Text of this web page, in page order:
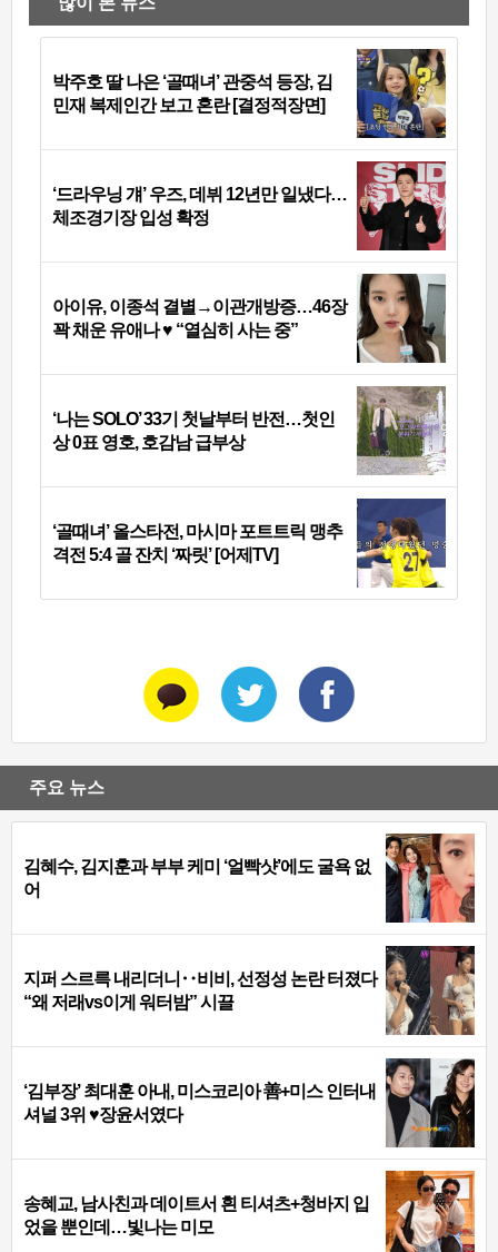
박주호 딸 나은 ‘골때녀’ 관중석 등장, 김
민재 복제인간 보고 혼란 [결정적장면]
‘드라우닝 걔’ 우즈, 데뷔 12년만 일냈다…
체조경기장 입성 확정
아이유, 이종석 결별→이관개방증…46장
꽉 채운 유애나 ♥ “열심히 사는 중”
‘나는 SOLO’ 33기 첫날부터 반전…첫인
상 0표 영호, 호감남 급부상
‘골때녀’ 올스타전, 마시마 포트트릭 맹추
격전 5:4 골 잔치 ‘짜릿’ [어제TV]
주요 뉴스
김혜수, 김지훈과 부부 케미 ‘얼빡샷’에도 굴욕 없
어
지퍼 스르륵 내리더니‥비비, 선정성 논란 터졌다
“왜 저래vs이게 워터밤” 시끌
‘김부장’ 최대훈 아내, 미스코리아 善+미스 인터내
셔널 3위 ♥장윤서였다
송혜교, 남사친과 데이트서 흰 티셔츠+청바지 입
었을 뿐인데…빛나는 미모